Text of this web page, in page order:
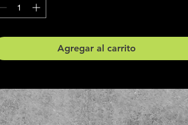
Agregar al carrito